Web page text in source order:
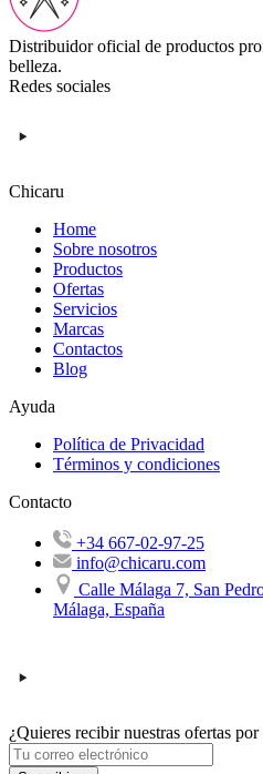
Distribuidor oficial de productos
belleza.
Redes sociales
Chicaru
Home
Sobre nosotros
Productos
Ofertas
Servicios
Marcas
Contactos
Blog
Ayuda
Política de Privacidad
Términos y condiciones
Contacto
+34 667-02-97-25
info@chicaru.com
Calle Málaga 7, San
Málaga, España
¿Quieres recibir nuestras ofertas por